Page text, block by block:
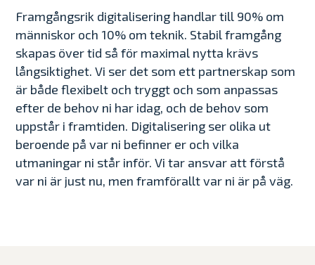
Framgångsrik digitalisering handlar till 90% om
människor och 10% om teknik. Stabil framgång
skapas över tid så för maximal nytta krävs
långsiktighet. Vi ser det som ett partnerskap som
är både flexibelt och tryggt och som anpassas
efter de behov ni har idag, och de behov som
uppstår i framtiden. Digitalisering ser olika ut
beroende på var ni befinner er och vilka
utmaningar ni står inför. Vi tar ansvar att förstå
var ni är just nu, men framförallt var ni är på väg.